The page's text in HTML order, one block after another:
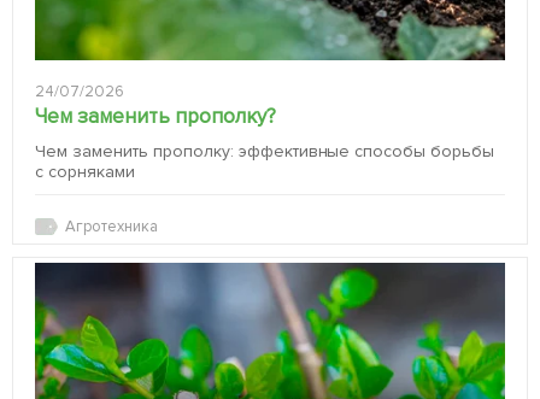
24/07/2026
Чем заменить прополку?
Чем заменить прополку: эффективные способы борьбы
с сорняками
Агротехника